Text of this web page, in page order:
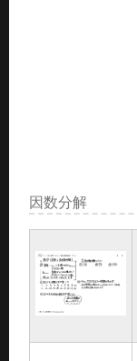
因数分解